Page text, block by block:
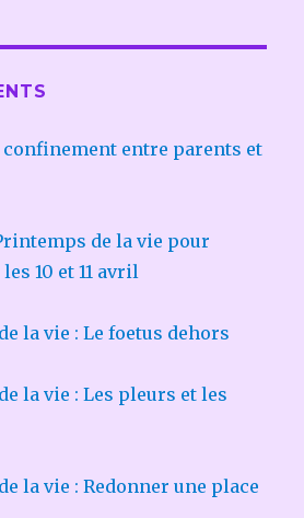
entre parents et
de la vie pour
10 et 11 avril
la vie : Le foetus dehors
la vie : Les pleurs et les
la vie : Redonner une place